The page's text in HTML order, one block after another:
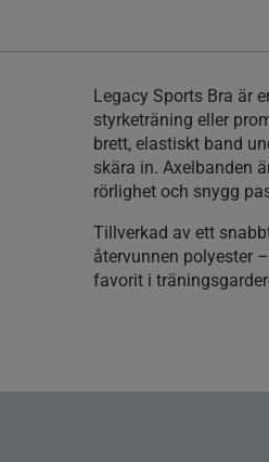
Legacy Sports Bra är
styrketräning eller
brett, elastiskt band
skära in. Axelbanden
rörlighet och snygg
Tillverkad av ett
återvunnen polyester
favorit i